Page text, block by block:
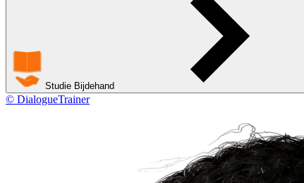
Studie Bijdehand
© DialogueTrainer